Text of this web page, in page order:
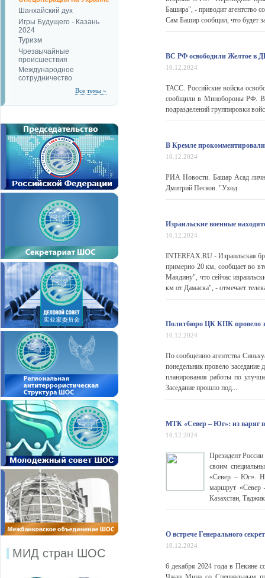
Шанхайский дух
Игры Будущего - Казань
2024
Туризм
Чрезвычайные
происшествия
Международное
сотрудничество
Все темы »
МИД стран ШОС
Башира", - приводит агентство
Сам Башир сообщил, что будет
ВС РФ освободили Желтое в
10.12.2024
ТАСС. Российские войска
сообщили в Минобороны РФ. В
подразделений группировки
В Кремле прокомментировали
10.12.2024
РИА Новости. Башар Асад
Дмитрий Песков. "Уход
Израильские военные
10.12.2024
INTERFAX.RU - Израильская
примерно 20 км, сообщает во
Маядину", что сейчас
км от Дамаска", - отмечает
Политбюро ЦК КПК провело
10.12.2024
По сообщению агентства
понедельник провело
планирования работы по
Заседание прошло под...
МТК «Север – Юг»: из варяг
10.12.2024
Президент
своим
«Север – Юг».
маршрут «Север
Казахстан,
О встрече Генерального
10.12.2024
6 декабря 2024 года в Пекине